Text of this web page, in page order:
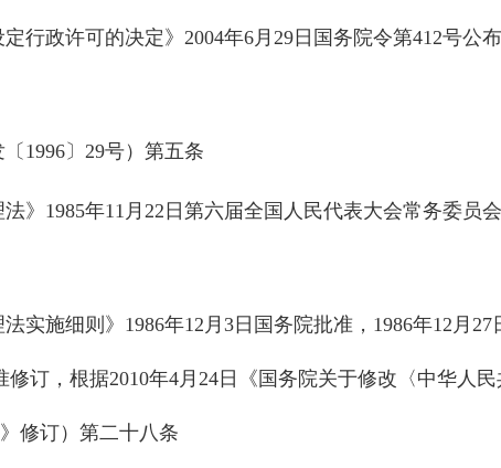
行政许可的决定》2004年6月29日国务院令第412号公
1996〕29号）第五条
》1985年11月22日第六届全国人民代表大会常务委员
实施细则》1986年12月3日国务院批准，1986年12月27
订，根据2010年4月24日《国务院关于修改〈中华人民
修订）第二十八条